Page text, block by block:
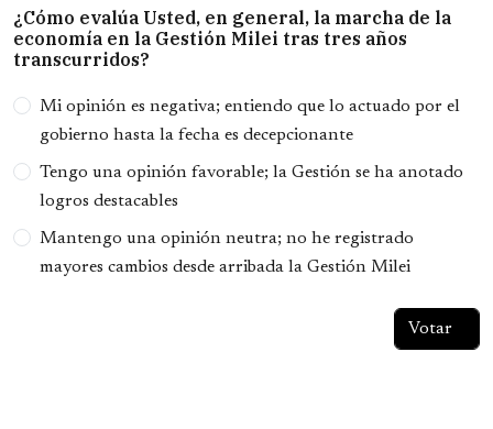
¿Cómo evalúa Usted, en general, la marcha de la
economía en la Gestión Milei tras tres años
transcurridos?
Opciones
Mi opinión es negativa; entiendo que lo actuado por el
gobierno hasta la fecha es decepcionante
Tengo una opinión favorable; la Gestión se ha anotado
logros destacables
Mantengo una opinión neutra; no he registrado
mayores cambios desde arribada la Gestión Milei